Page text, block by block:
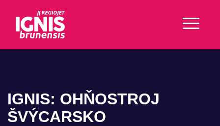
IGNIS: OHŇOSTROJ
ŠVÝCARSKO